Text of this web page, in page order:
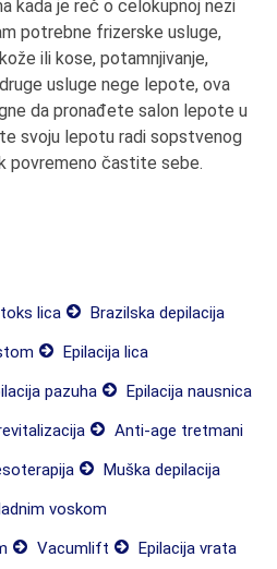
kada je reč o celokupnoj nezi
potrebne frizerske usluge,
ili kose, potamnjivanje,
usluge nege lepote, ova
da pronađete salon lepote u
svoju lepotu radi sopstvenog
povremeno častite sebe.
lica
Brazilska depilacija
Epilacija lica
pazuha
Epilacija nausnica
Anti-age tretmani
Muška depilacija
voskom
Vacumlift
Epilacija vrata